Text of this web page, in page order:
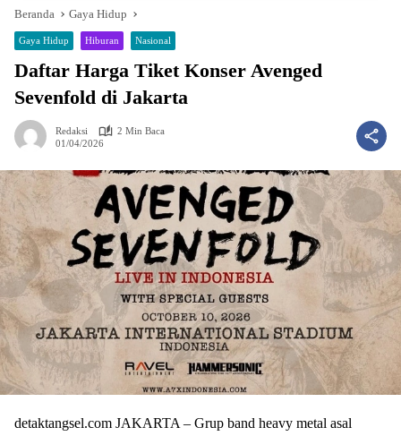
Beranda Gaya Hidup
Gaya Hidup Hiburan Nasional
Daftar Harga Tiket Konser Avenged
Sevenfold di Jakarta
Redaksi
2 Min Baca
01/04/2026
detaktangsel.com JAKARTA – Grup band heavy metal asal